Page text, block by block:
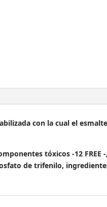
con la cual el
componentes tóxicos -12
de trifenilo,